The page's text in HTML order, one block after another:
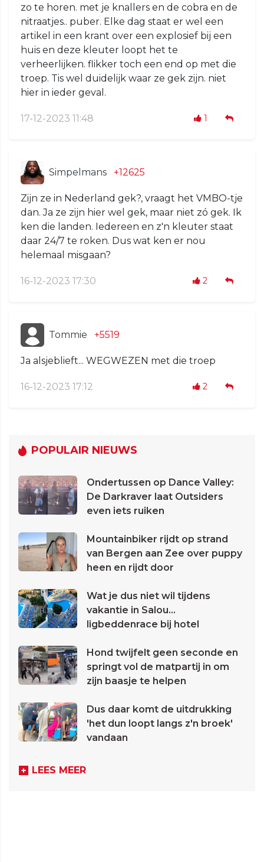
zo te horen. met je knallers en de cobra en de
nitraatjes.. puber. Elke dag staat er wel een
artikel in een krant over een explosief bij een
huis en deze kleuter loopt het te
verheerlijken. flikker toch een end op met die
troep. Tis wel duidelijk waar ze gek zijn. niet
hier in ieder geval.
17-12-2023 11:48 1
Simpelmans +12625
Zijn ze in Nederland gek?, vraagt het VMBO-tje
dan. Ja ze zijn hier wel gek, maar niet zó gek. Ik
ken die landen. Iedereen en z'n kleuter staat
daar 24/7 te roken. Dus wat ken er nou
helemaal misgaan?
16-12-2023 17:30 2
Tommie +5519
Ja alsjeblieft... WEGWEZEN met die troep
16-12-2023 17:12 2
POPULAIR NIEUWS
Ondertussen op Dance Valley:
De Darkraver laat Outsiders
even iets ruiken
Mountainbiker rijdt op strand
van Bergen aan Zee over puppy
heen en rijdt door
Wat je dus niet wil tijdens
vakantie in Salou...
ligbeddenrace bij hotel
Hond twijfelt geen seconde en
springt vol de matpartij in om
zijn baasje te helpen
Dus daar komt de uitdrukking
'het dun loopt langs z'n broek'
vandaan
LEES MEER